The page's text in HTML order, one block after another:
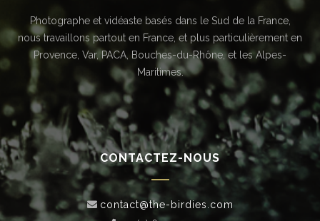
Photographe et vidéaste basés dans le Sud de la France,
nous travaillons partout en France, et plus particulièrement en
Provence, Var, PACA, Bouches-du-Rhône, et les Alpes-
Maritimes.
CONTACTEZ-NOUS
contact@the-birdies.com